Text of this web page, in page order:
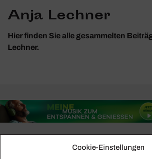
Cookie-Einstellungen
Anja Lechner
Hier finden Sie alle gesammelten
Lechner.